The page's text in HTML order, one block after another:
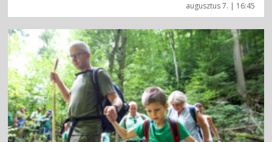
augusztus 7. | 16:45